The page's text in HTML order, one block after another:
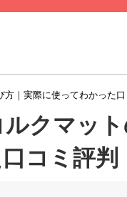
｜実際に使ってわかった口
クマッ
コミ評判